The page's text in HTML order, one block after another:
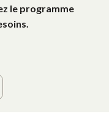
le programme